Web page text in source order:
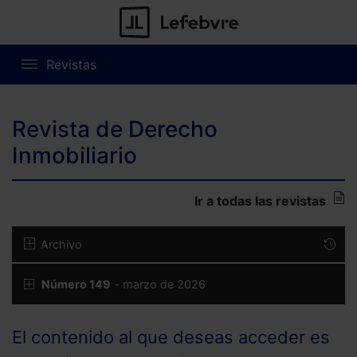
Revistas
Revista de Derecho
Inmobiliario
Ir a todas las revistas
Archivo
Número 149 - marzo de 2026
El contenido al que deseas acceder es